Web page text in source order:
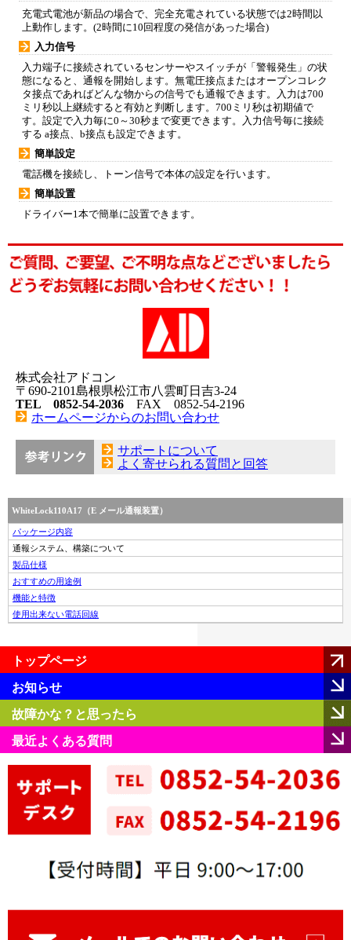
充電式電池が新品の場合で、完全充電されている状態では2時間以
上動作します。(2時間に10回程度の発信があった場合)
入力信号
入力端子に接続されているセンサーやスイッチが「警報発生」の状
態になると、通報を開始します。無電圧接点またはオープンコレク
タ接点であればどんな物からの信号でも通報できます。入力は700
ミリ秒以上継続すると有効と判断します。700ミリ秒は初期値で
す。設定で入力毎に0～30秒まで変更できます。入力信号毎に接続
する a接点、b接点も設定できます。
簡単設定
電話機を接続し、トーン信号で本体の設定を行います。
簡単設置
ドライバー1本で簡単に設置できます。
株式会社アドコン
〒690-2101島根県松江市八雲町日吉3-24
TEL 0852-54-2036 FAX 0852-54-2196
ホームページからのお問い合わせ
サポートについて
よく寄せられる質問と回答
WhiteLock110A17（E メール通報装置）
パッケージ内容
通報システム、構築について
製品仕様
おすすめの用途例
機能と特徴
使用出来ない電話回線
トップページ
お知らせ
故障かな？と思ったら
最近よくある質問